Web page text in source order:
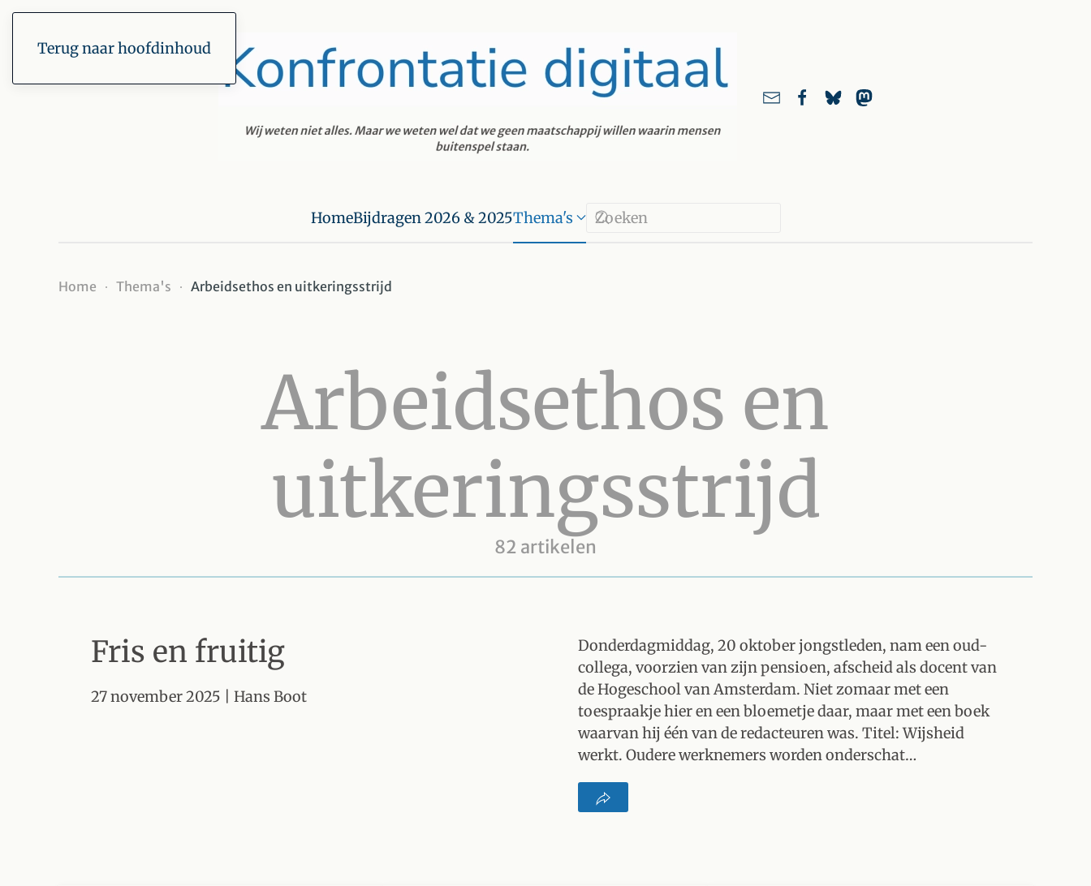
Terug naar hoofdinhoud
HomeBijdragen 2026 & 2025Thema's
Home Thema's Arbeidsethos en uitkeringsstrijd
Arbeidsethos en
uitkeringsstrijd
82 artikelen
Fris en fruitig
27 november 2025 | Hans Boot
Donderdagmiddag, 20 oktober jongstleden, nam een oud-
collega, voorzien van zijn pensioen, afscheid als docent van
de Hogeschool van Amsterdam. Niet zomaar met een
toespraakje hier en een bloemetje daar, maar met een boek
waarvan hij één van de redacteuren was. Titel: Wijsheid
werkt. Oudere werknemers worden onderschat…